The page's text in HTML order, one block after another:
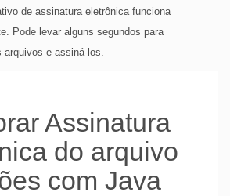
de assinatura eletrônica funciona
Pode levar alguns segundos para
arquivos e assiná-los.
Assinatura
do arquivo
com Java